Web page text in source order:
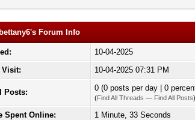
Forum Info
10-04-2025
Visit:
10-04-2025 07:31 PM
Posts: 0 (0 posts per day | 0
(Find All Threads — Find All Posts)
Spent Online:
1 Minute, 33 Seconds